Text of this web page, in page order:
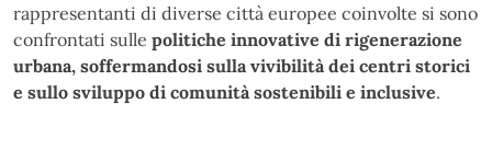
rappresentanti di diverse città europee coinvolte si sono
confrontati sulle politiche innovative di rigenerazione
urbana, soffermandosi sulla vivibilità dei centri storici
e sullo sviluppo di comunità sostenibili e inclusive.